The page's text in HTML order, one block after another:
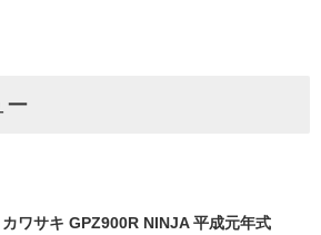
ー
カワサキ GPZ900R NINJA 平成元年式